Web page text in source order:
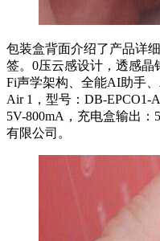
包装盒背面介绍了产品详
签。0压云感设计，透感晶
Fi声学架构、全能AI助手
Air 1，型号：DB-EPCO1-
5V-800mA，充电盒输出
有限公司。